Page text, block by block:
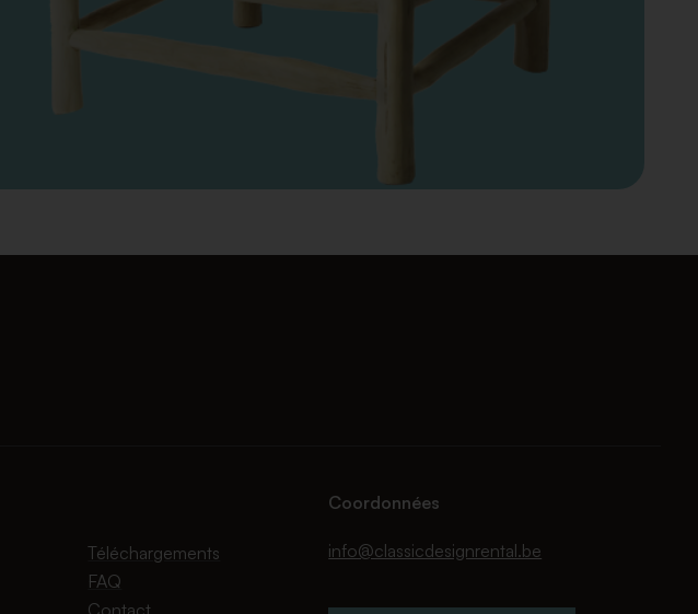
Téléchargements
FAQ
Coordonnées
info@classicdesignrental.be